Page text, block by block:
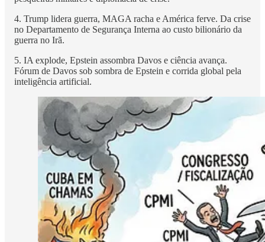
4. Trump lidera guerra, MAGA racha e América ferve. Da crise
no Departamento de Segurança Interna ao custo bilionário da
guerra no Irã.
5. IA explode, Epstein assombra Davos e ciência avança.
Fórum de Davos sob sombra de Epstein e corrida global pela
inteligência artificial.